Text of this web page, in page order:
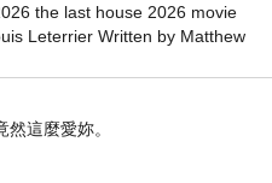
N66U Wireless-N900
比價的結果，還有哪裡
the last house 2026 movie
Leterrier Written by Matthew
Greta Lee Wa
這麼愛妳。